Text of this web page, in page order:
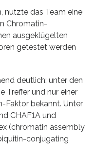
nutzte das Team eine
Chromatin-
ausgeklügelten
getestet werden
deutlich: unter den
Treffer und nur einer
Faktor bekannt. Unter
CHAF1A und
(chromatin assembly
conjugating